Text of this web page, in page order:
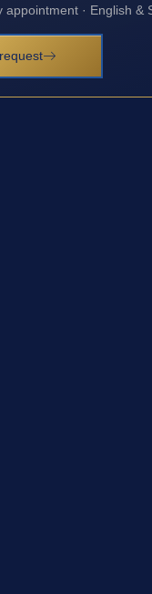
appointment · English &